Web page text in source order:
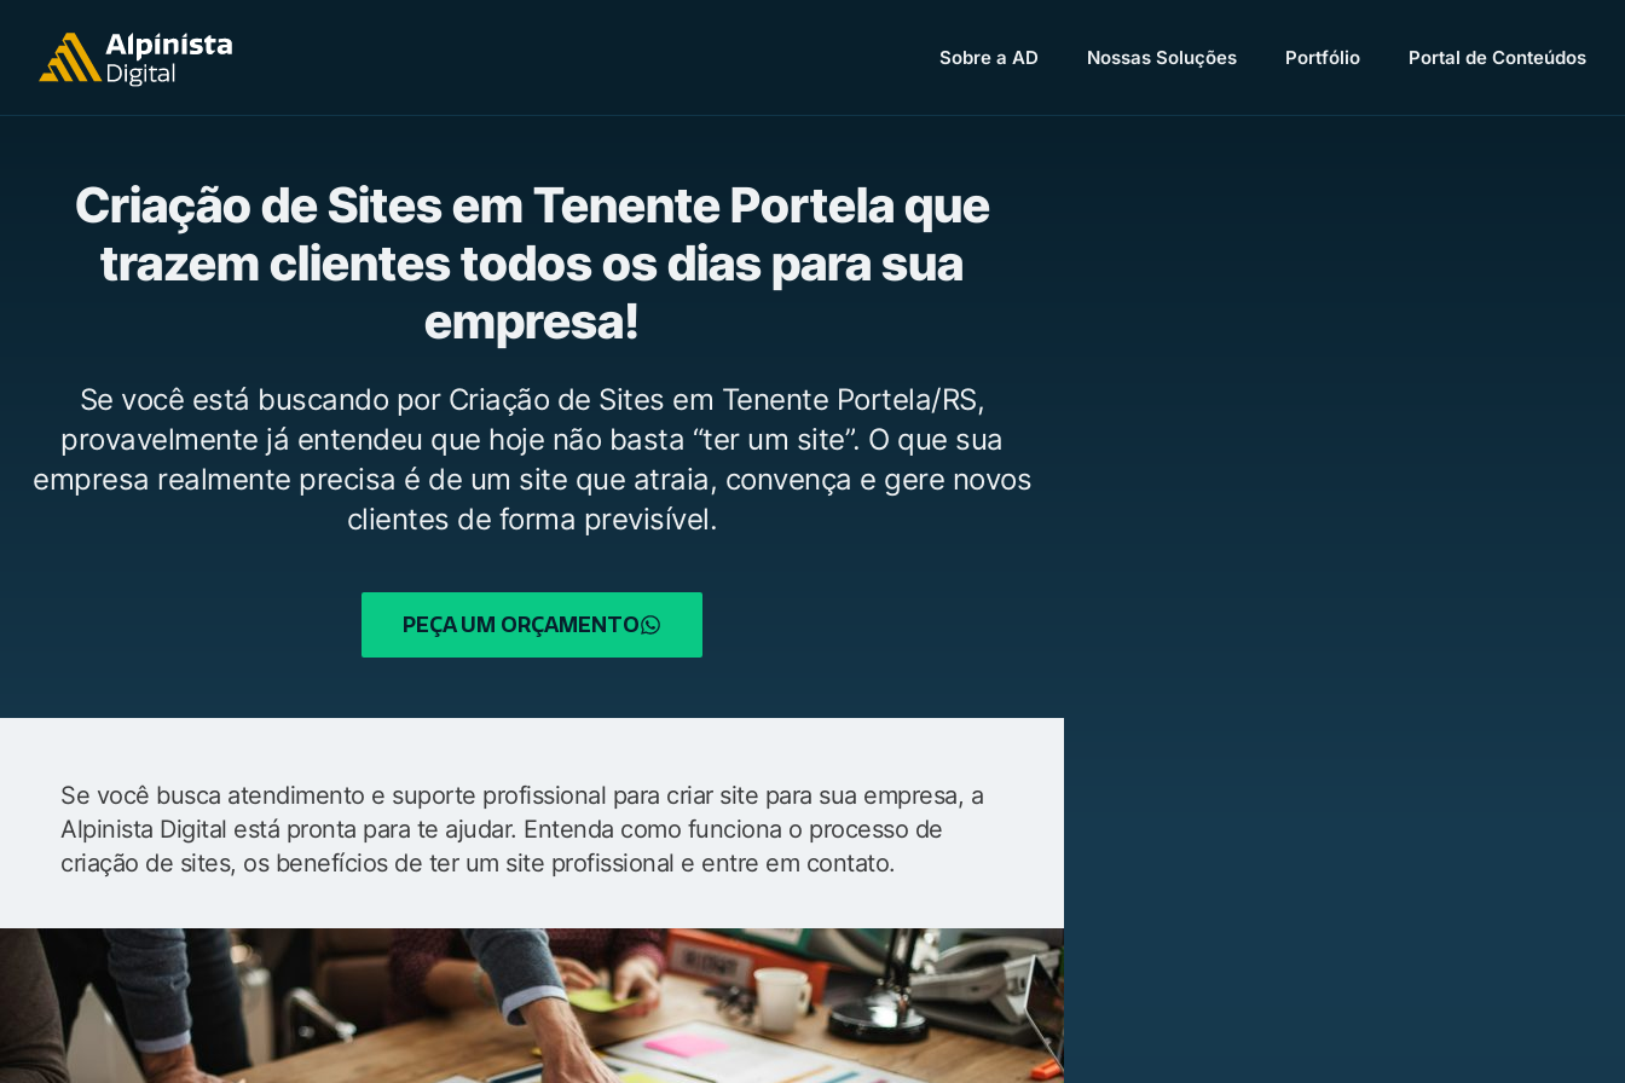
Sobre a AD Nossas Soluções Portfólio Portal de Conteúdos
Criação de Sites em Tenente Portela que
trazem clientes todos os dias para sua
empresa!
Se você está buscando por Criação de Sites em Tenente Portela/RS,
provavelmente já entendeu que hoje não basta “ter um site”. O que sua
empresa realmente precisa é de um site que atraia, convença e gere novos
clientes de forma previsível.
PEÇA UM ORÇAMENTO
Se você busca atendimento e suporte profissional para criar site para sua empresa, a
Alpinista Digital está pronta para te ajudar. Entenda como funciona o processo de
criação de sites, os benefícios de ter um site profissional e entre em contato.